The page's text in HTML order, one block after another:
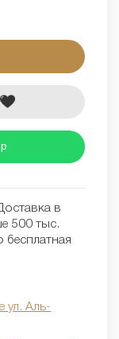
в
500 тыс.
бесплатная
ул. Аль-